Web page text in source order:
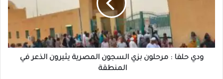
يثيرون
الذعر
ودي حلفا : مرحلون بزي السجون المصرية يثيرون الذعر في
المنطقة